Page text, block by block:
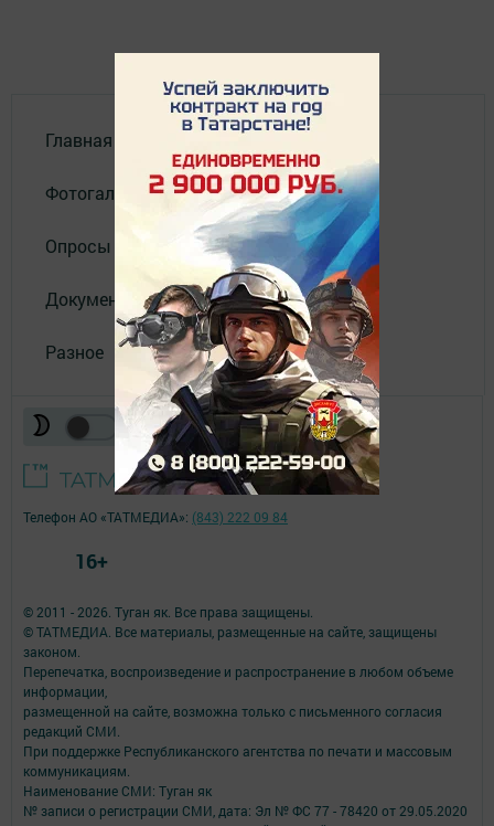
Главная
Фотогалереи
Опросы
Документы филиала
Разное
© 2011 - 2026. Туган як. Все права защищены.
© ТАТМЕДИА. Все материалы, размещенные на сайте, защищены
законом.
Перепечатка, воспроизведение и распространение в любом объеме
информации,
размещенной на сайте, возможна только с письменного согласия
редакций СМИ.
При поддержке Республиканского агентства по печати и массовым
коммуникациям.
Наименование СМИ: Туган як
№ записи о регистрации СМИ, дата: Эл № ФС 77 - 78420 от 29.05.2020
Телефон АО «ТАТМЕДИА»: (843) 222 09 84
16+